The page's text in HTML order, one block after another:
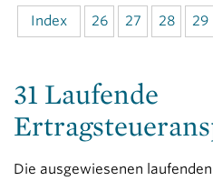
Index 26 27 28 29
31 Laufende
Die ausgewiesenen